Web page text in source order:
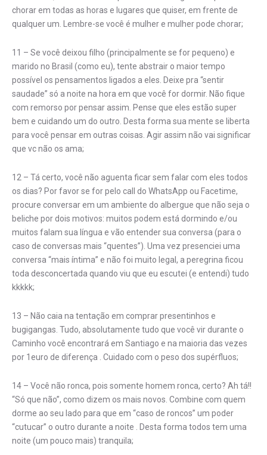
chorar em todas as horas e lugares que quiser, em frente de
qualquer um. Lembre-se você é mulher e mulher pode chorar;
11 – Se você deixou filho (principalmente se for pequeno) e
marido no Brasil (como eu), tente abstrair o maior tempo
possível os pensamentos ligados a eles. Deixe pra “sentir
saudade” só a noite na hora em que você for dormir. Não fique
com remorso por pensar assim. Pense que eles estão super
bem e cuidando um do outro. Desta forma sua mente se liberta
para você pensar em outras coisas. Agir assim não vai significar
que vc não os ama;
12 – Tá certo, você não aguenta ficar sem falar com eles todos
os dias? Por favor se for pelo call do WhatsApp ou Facetime,
procure conversar em um ambiente do albergue que não seja o
beliche por dois motivos: muitos podem está dormindo e/ou
muitos falam sua língua e vão entender sua conversa (para o
caso de conversas mais “quentes”). Uma vez presenciei uma
conversa “mais íntima” e não foi muito legal, a peregrina ficou
toda desconcertada quando viu que eu escutei (e entendi) tudo
kkkkk;
13 – Não caia na tentação em comprar presentinhos e
bugigangas. Tudo, absolutamente tudo que você vir durante o
Caminho você encontrará em Santiago e na maioria das vezes
por 1euro de diferença . Cuidado com o peso dos supérfluos;
14 – Você não ronca, pois somente homem ronca, certo? Ah tá!!
“Só que não”, como dizem os mais novos. Combine com quem
dorme ao seu lado para que em “caso de roncos” um poder
“cutucar” o outro durante a noite . Desta forma todos tem uma
noite (um pouco mais) tranquila;